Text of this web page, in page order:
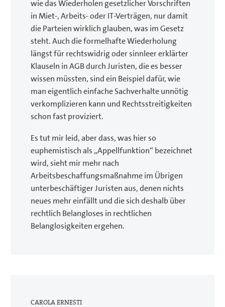
wie das Wiederholen gesetzlicher Vorschriften
in Miet-, Arbeits- oder IT-Verträgen, nur damit
die Parteien wirklich glauben, was im Gesetz
steht. Auch die formelhafte Wiederholung
längst für rechtswidrig oder sinnleer erklärter
Klauseln in AGB durch Juristen, die es besser
wissen müssten, sind ein Beispiel dafür, wie
man eigentlich einfache Sachverhalte unnötig
verkomplizieren kann und Rechtsstreitigkeiten
schon fast proviziert.
Es tut mir leid, aber dass, was hier so
euphemistisch als „Appellfunktion“ bezeichnet
wird, sieht mir mehr nach
Arbeitsbeschaffungsmaßnahme im Übrigen
unterbeschäftiger Juristen aus, denen nichts
neues mehr einfällt und die sich deshalb über
rechtlich Belangloses in rechtlichen
Belanglosigkeiten ergehen.
CAROLA ERNESTI